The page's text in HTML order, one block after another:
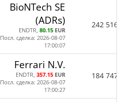
BioNTech SE
(ADRs)
ENDTR, 80.15 EUR
Посл. сделка: 2026-08-07
17:00:07
242 516
Ferrari N.V.
ENDTR, 357.15 EUR
Посл. сделка: 2026-08-07
17:00:27
184 747